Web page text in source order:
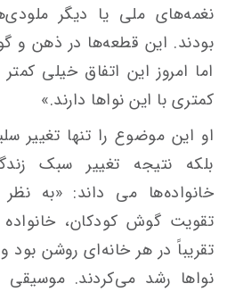
نغمه‌های ملی یا دیگر
بودند. این قطعه‌ها در ذهن و
اما امروز این اتفاق خیلی
کمتری با این نواها دارند.»
او این موضوع را تنها تغییر
بلکه نتیجه‌ تغییر سبک
خانواده‌ها می داند: «به
تقویت گوش کودکان،
تقریباً در هر خانه‌ای روشن بود
نواها رشد می‌کردند.